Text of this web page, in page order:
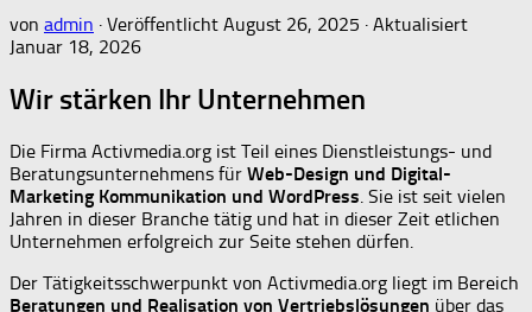
von admin · Veröffentlicht August 26, 2025 · Aktualisiert
Januar 18, 2026
Wir stärken Ihr Unternehmen
Die Firma Activmedia.org ist Teil eines Dienstleistungs- und
Beratungsunternehmens für Web-Design und Digital-
Marketing Kommunikation und WordPress . Sie ist seit vielen
Jahren in dieser Branche tätig und hat in dieser Zeit etlichen
Unternehmen erfolgreich zur Seite stehen dürfen.
Der Tätigkeitsschwerpunkt von Activmedia.org liegt im Bereich
Beratungen und Realisation von Vertriebslösungen über das